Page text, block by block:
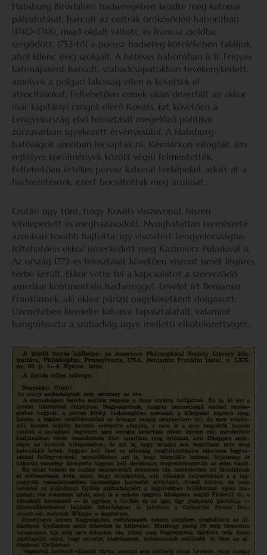
Habsburg Birodalom hadseregében kezdte meg katonai
pályafutását, harcolt az osztrák örökösödési háborúban
(1740–1748), majd oldalt váltott, és francia zsoldba
szegődött. 1752-től a porosz hadsereg kötelékében találjuk,
ahol kilenc évig szolgált. A hétéves háborúban is II. Frigyes
katonájaként harcolt, szabadcsapatokban tevékenykedett,
amelyek a polgári lakosság ellen is követtek el
atrocitásokat. Feltehetően ennek okán dezertált az akkor
már kapitányi rangot elérő Kováts. Ezt követően a
Lengyelország első felosztását megelőző politikai
zűrzavarban igyekezett érvényesülni. A Habsburg-
hatóságok azonban lecsaptak rá, Késmárkon elfogták, ám
rejtélyes körülmények között végül felmentették.
Feltehetően értékes porosz katonai térképeket adott át a
hadvezetésnek, ezért bocsátották meg árulását.
Ezután úgy tűnt, hogy Kováts visszavonul, hiszen
letelepedett és megházasodott. Nyughatatlan természete
azonban tovább hajtotta, így visszatért Lengyelországba;
feltehetően ekkor ismerkedett meg Kazimierz Pułaskival is.
Az ország 1772-es felosztását követően viszont ismét légüres
térbe került. Ekkor vette fel a kapcsolatot a szerveződő
amerikai kontinentális hadsereggel. Levelet írt Benjamin
Franklinnek, aki ekkor párizsi nagykövetként dolgozott.
Üzenetében kiemelte katonai tapasztalatait, valamint
hangsúlyozta a szabadság ügye melletti elkötelezettségét.